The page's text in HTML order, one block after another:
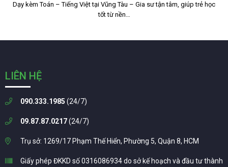
Dạy kèm Toán – Tiếng Việt tại Vũng Tàu – Gia sư tận tâm, giúp trẻ học
tốt từ nền…
LIÊN HỆ
090.333.1985 (24/7)
09.87.87.0217(24/7)
Trụ sở: 1269/17 Phạm Thế Hiển, Phường 5, Quận 8, HCM
Giấy phép ĐKKD số 0316086934 do sở kế hoạch và đầu tư thành